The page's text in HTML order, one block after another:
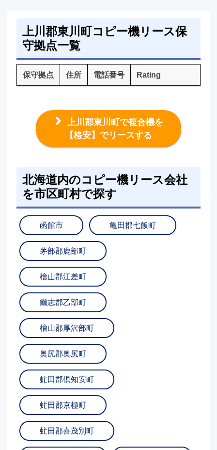
上川郡東川町コピー機リース保
守拠点一覧
保守拠点 住所 電話番号 Rating
上川郡東川町で複合機を
【格安】でリースする
北海道内のコピー機リース会社
を市区町村で探す
函館市 亀田郡七飯町
茅部郡鹿部町
檜山郡江差町
爾志郡乙部町
檜山郡厚沢部町
奥尻郡奥尻町
虻田郡倶知安町
虻田郡京極町
虻田郡喜茂別町